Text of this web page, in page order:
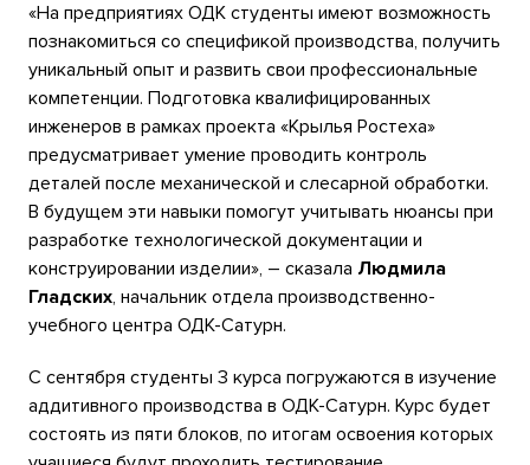
«На предприятиях ОДК студенты имеют возможность
познакомиться со спецификой производства, получить
уникальный опыт и развить свои профессиональные
компетенции. Подготовка квалифицированных
инженеров в рамках проекта «Крылья Ростеха»
предусматривает умение проводить контроль
деталей после механической и слесарной обработки.
В будущем эти навыки помогут учитывать нюансы при
разработке технологической документации и
конструировании изделии», – сказала Людмила
Гладских, начальник отдела производственно-
учебного центра ОДК-Сатурн.
С сентября студенты 3 курса погружаются в изучение
аддитивного производства в ОДК-Сатурн. Курс будет
состоять из пяти блоков, по итогам освоения которых